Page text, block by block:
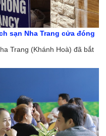
sạn Nha Trang cửa đóng
Trang (Khánh Hoà) đã bắt